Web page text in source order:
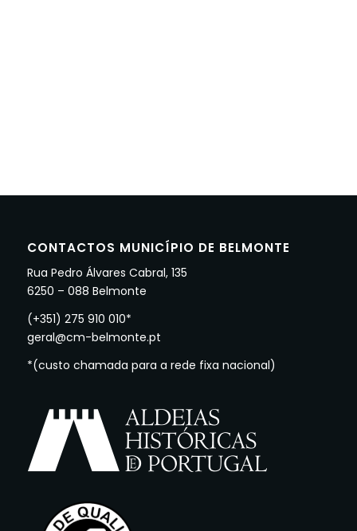
CONTACTOS MUNICÍPIO DE BELMONTE
Rua Pedro Álvares Cabral, 135
6250 – 088 Belmonte
(+351) 275 910 010*
geral@cm-belmonte.pt
*(custo chamada para a rede fixa nacional)